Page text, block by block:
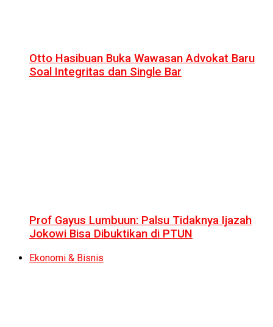
Otto Hasibuan Buka Wawasan Advokat Baru
Soal Integritas dan Single Bar
Prof Gayus Lumbuun: Palsu Tidaknya Ijazah
Jokowi Bisa Dibuktikan di PTUN
Ekonomi & Bisnis